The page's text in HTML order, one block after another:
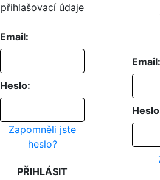
přihlašovací údaje
Email:
Heslo:
Zapomněli jste
heslo?
PŘIHLÁSIT
Email: